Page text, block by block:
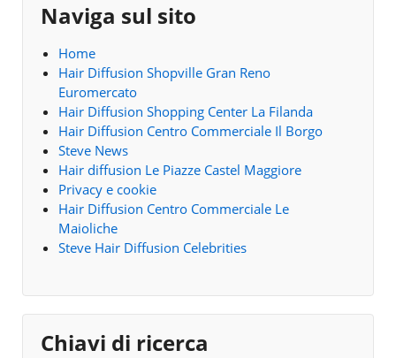
Naviga sul sito
Home
Hair Diffusion Shopville Gran Reno
Euromercato
Hair Diffusion Shopping Center La Filanda
Hair Diffusion Centro Commerciale Il Borgo
Steve News
Hair diffusion Le Piazze Castel Maggiore
Privacy e cookie
Hair Diffusion Centro Commerciale Le
Maioliche
Steve Hair Diffusion Celebrities
Chiavi di ricerca